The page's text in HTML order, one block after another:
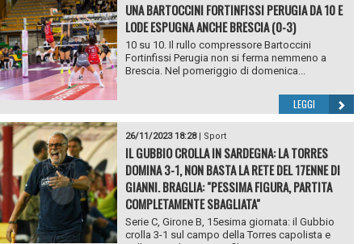
UNA BARTOCCINI FORTINFISSI PERUGIA DA 10 E
LODE ESPUGNA ANCHE BRESCIA (0-3)
10 su 10. Il rullo compressore Bartoccini
Fortinfissi Perugia non si ferma nemmeno a
Brescia. Nel pomeriggio di domenica...
LEGGI
26/11/2023 18:28| Sport
IL GUBBIO CROLLA IN SARDEGNA: LA TORRES
DOMINA 3-1, NON BASTA LA RETE DEL 17ENNE DI
GIANNI. BRAGLIA: "PESSIMA FIGURA, PARTITA
COMPLETAMENTE SBAGLIATA"
Serie C, Girone B, 15esima giornata: il Gubbio
crolla 3-1 sul campo della Torres capolista e